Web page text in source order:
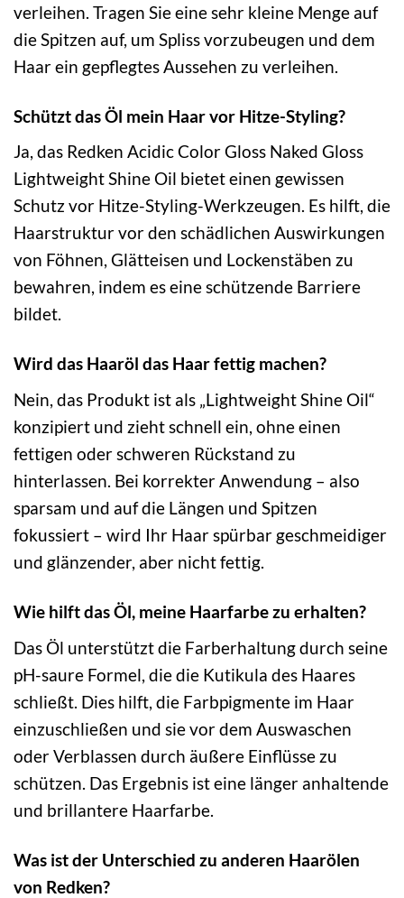
verleihen. Tragen Sie eine sehr kleine Menge auf
die Spitzen auf, um Spliss vorzubeugen und dem
Haar ein gepflegtes Aussehen zu verleihen.
Schützt das Öl mein Haar vor Hitze-Styling?
Ja, das Redken Acidic Color Gloss Naked Gloss
Lightweight Shine Oil bietet einen gewissen
Schutz vor Hitze-Styling-Werkzeugen. Es hilft, die
Haarstruktur vor den schädlichen Auswirkungen
von Föhnen, Glätteisen und Lockenstäben zu
bewahren, indem es eine schützende Barriere
bildet.
Wird das Haaröl das Haar fettig machen?
Nein, das Produkt ist als „Lightweight Shine Oil“
konzipiert und zieht schnell ein, ohne einen
fettigen oder schweren Rückstand zu
hinterlassen. Bei korrekter Anwendung – also
sparsam und auf die Längen und Spitzen
fokussiert – wird Ihr Haar spürbar geschmeidiger
und glänzender, aber nicht fettig.
Wie hilft das Öl, meine Haarfarbe zu erhalten?
Das Öl unterstützt die Farberhaltung durch seine
pH-saure Formel, die die Kutikula des Haares
schließt. Dies hilft, die Farbpigmente im Haar
einzuschließen und sie vor dem Auswaschen
oder Verblassen durch äußere Einflüsse zu
schützen. Das Ergebnis ist eine länger anhaltende
und brillantere Haarfarbe.
Was ist der Unterschied zu anderen Haarölen
von Redken?